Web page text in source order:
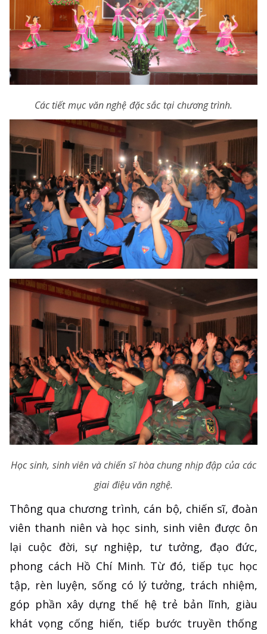
Các tiết mục văn nghệ đặc sắc tại chương trình.
Học sinh, sinh viên và chiến sĩ hòa chung nhịp đập của các
giai điệu văn nghệ.
Thông qua chương trình, cán bộ, chiến sĩ, đoàn
viên thanh niên và học sinh, sinh viên được ôn
lại cuộc đời, sự nghiệp, tư tưởng, đạo đức,
phong cách Hồ Chí Minh. Từ đó, tiếp tục học
tập, rèn luyện, sống có lý tưởng, trách nhiệm,
góp phần xây dựng thế hệ trẻ bản lĩnh, giàu
khát vọng cống hiến, tiếp bước truyền thống